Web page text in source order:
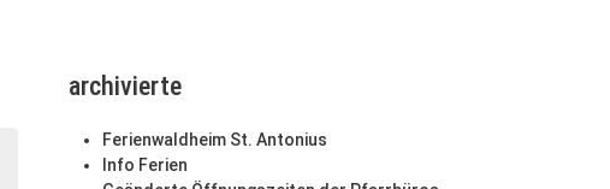
archivierte
Ferienwaldheim St. Antonius
Info Ferien